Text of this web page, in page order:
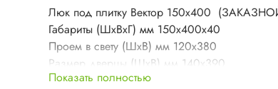
Люк под плитку Вектор 150х400
Габариты (ШхВхГ) мм 150х400х40
Проем в свету (ШхВ) мм 120х380
Размер дверцы (ШхВ) мм 140х390
Вес изделия кг 2,3
Показать полностью